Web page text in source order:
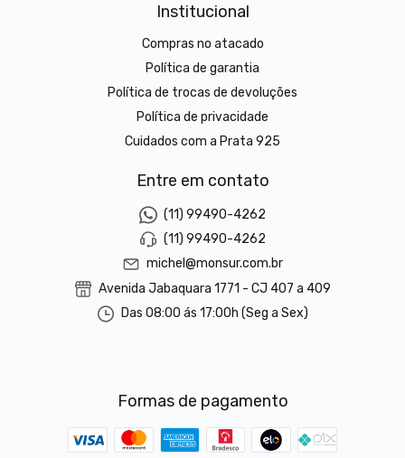
Institucional
Compras no atacado
Política de garantia
Política de trocas de devoluções
Política de privacidade
Cuidados com a Prata 925
Entre em contato
(11) 99490-4262
(11) 99490-4262
michel@monsur.com.br
Avenida Jabaquara 1771 - CJ 407 a 409
Das 08:00 ás 17:00h (Seg a Sex)
Formas de pagamento